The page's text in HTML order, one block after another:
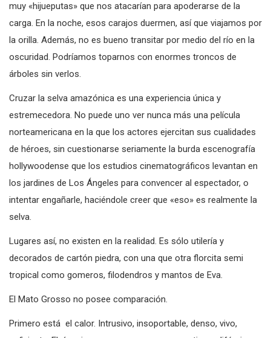
muy «hijueputas» que nos atacarían para apoderarse de la
carga. En la noche, esos carajos duermen, así que viajamos por
la orilla. Además, no es bueno transitar por medio del río en la
oscuridad. Podríamos toparnos con enormes troncos de
árboles sin verlos.
Cruzar la selva amazónica es una experiencia única y
estremecedora. No puede uno ver nunca más una película
norteamericana en la que los actores ejercitan sus cualidades
de héroes, sin cuestionarse seriamente la burda escenografía
hollywoodense que los estudios cinematográficos levantan en
los jardines de Los Ángeles para convencer al espectador, o
intentar engañarle, haciéndole creer que «eso» es realmente la
selva.
Lugares así, no existen en la realidad. Es sólo utilería y
decorados de cartón piedra, con una que otra florcita semi
tropical como gomeros, filodendros y mantos de Eva.
El Mato Grosso no posee comparación.
Primero está el calor. Intrusivo, insoportable, denso, vivo,